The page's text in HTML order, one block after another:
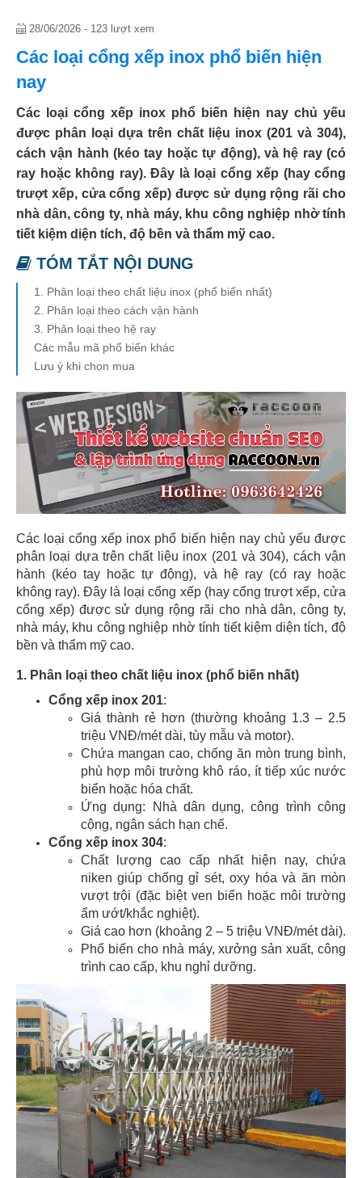
28/06/2026 - 123 lượt xem
Các loại cổng xếp inox phổ biến hiện
nay
Các loại cổng xếp inox phổ biến hiện nay chủ yếu
được phân loại dựa trên chất liệu inox (201 và 304),
cách vận hành (kéo tay hoặc tự động), và hệ ray (có
ray hoặc không ray). Đây là loại cổng xếp (hay cổng
trượt xếp, cửa cổng xếp) được sử dụng rộng rãi cho
nhà dân, công ty, nhà máy, khu công nghiệp nhờ tính
tiết kiệm diện tích, độ bền và thẩm mỹ cao.
TÓM TẮT NỘI DUNG
1. Phân loại theo chất liệu inox (phổ biến nhất)
2. Phân loại theo cách vận hành
3. Phân loại theo hệ ray
Các mẫu mã phổ biến khác
Lưu ý khi chọn mua
Các loại cổng xếp inox phổ biến hiện nay chủ yếu được
phân loại dựa trên chất liệu inox (201 và 304), cách vận
hành (kéo tay hoặc tự động), và hệ ray (có ray hoặc
không ray). Đây là loại cổng xếp (hay cổng trượt xếp, cửa
cổng xếp) được sử dụng rộng rãi cho nhà dân, công ty,
nhà máy, khu công nghiệp nhờ tính tiết kiệm diện tích, độ
bền và thẩm mỹ cao.
1. Phân loại theo chất liệu inox (phổ biến nhất)
Cổng xếp inox 201:
Giá thành rẻ hơn (thường khoảng 1.3 – 2.5
triệu VNĐ/mét dài, tùy mẫu và motor).
Chứa mangan cao, chống ăn mòn trung bình,
phù hợp môi trường khô ráo, ít tiếp xúc nước
biển hoặc hóa chất.
Ứng dụng: Nhà dân dụng, công trình công
cộng, ngân sách hạn chế.
Cổng xếp inox 304:
Chất lượng cao cấp nhất hiện nay, chứa
niken giúp chống gỉ sét, oxy hóa và ăn mòn
vượt trội (đặc biệt ven biển hoặc môi trường
ẩm ướt/khắc nghiệt).
Giá cao hơn (khoảng 2 – 5 triệu VNĐ/mét dài).
Phổ biến cho nhà máy, xưởng sản xuất, công
trình cao cấp, khu nghỉ dưỡng.